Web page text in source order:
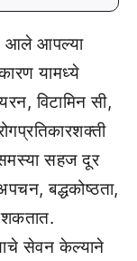
आले आपल्या
यामध्ये
विटामिन सी,
सहज दूर
बद्धकोष्ठता,
शकतात.
सेवन केल्याने